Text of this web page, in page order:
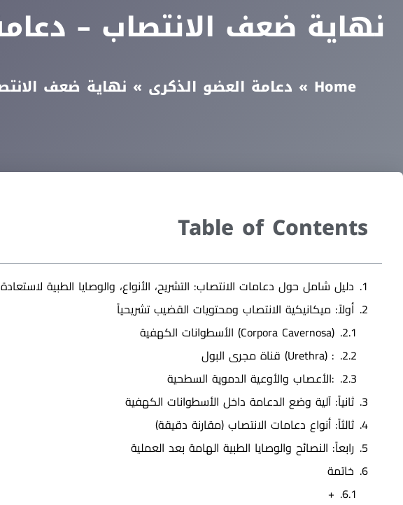
نهاية ضعف الانتصاب –
Home
» دعامة العضو الذكرى » نهاية ضعف
Table of Contents
دليل شامل حول دعامات الانتصاب: التشريح، الأنواع، والوصايا الطبية
أولاً: ميكانيكية الانتصاب ومحتويات القضيب تشريحياً
(Corpora Cavernosa) الأسطوانات الكهفية
: (Urethra) قناة مجرى البول
:الأعصاب والأوعية الدموية السطحية
ثانياً: آلية وضع الدعامة داخل الأسطوانات الكهفية
ثالثاً: أنواع دعامات الانتصاب (مقارنة دقيقة)
رابعاً: النصائح والوصايا الطبية الهامة بعد العملية
خاتمة
+